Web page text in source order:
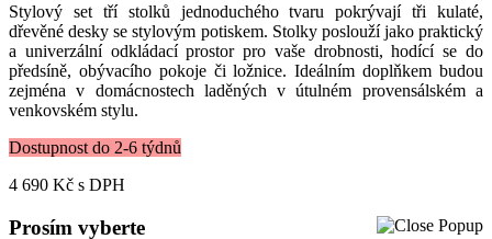
Stylový set tří stolků jednoduchého tvaru pokrývají tři kulaté,
dřevěné desky se stylovým potiskem. Stolky poslouží jako praktický
a univerzální odkládací prostor pro vaše drobnosti, hodící se do
předsíně, obývacího pokoje či ložnice. Ideálním doplňkem budou
zejména v domácnostech laděných v útulném provensálském a
venkovském stylu.
Dostupnost do 2-6 týdnů
4 690 Kč s DPH
Prosím vyberte